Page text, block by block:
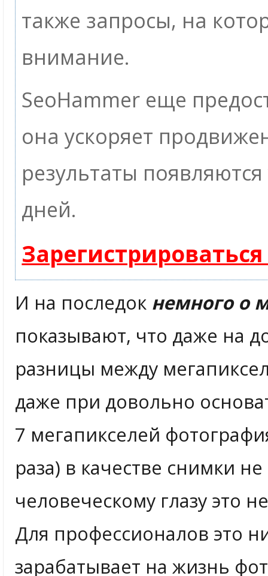
также запросы, на
внимание.
SeoHammer еще
она ускоряет
результаты
дней.
И на последок немного о
показывают, что даже на
разницы между
даже при довольно
7 мегапикселей
раза) в качестве снимки
человеческому глазу это
Для профессионалов это
зарабатывает на жизнь